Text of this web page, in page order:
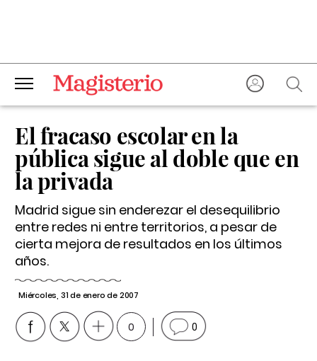
El fracaso escolar en la
pública sigue al doble que en
la privada
Madrid sigue sin enderezar el desequilibrio
entre redes ni entre territorios, a pesar de
cierta mejora de resultados en los últimos
años.
Miércoles, 31 de enero de 2007
0 0